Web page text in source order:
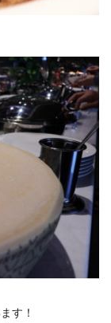
す！